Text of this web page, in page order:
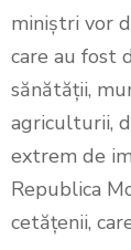
miniștri vor
care au fost
sănătății,
agriculturii,
extrem de
Republica
cetățenii,